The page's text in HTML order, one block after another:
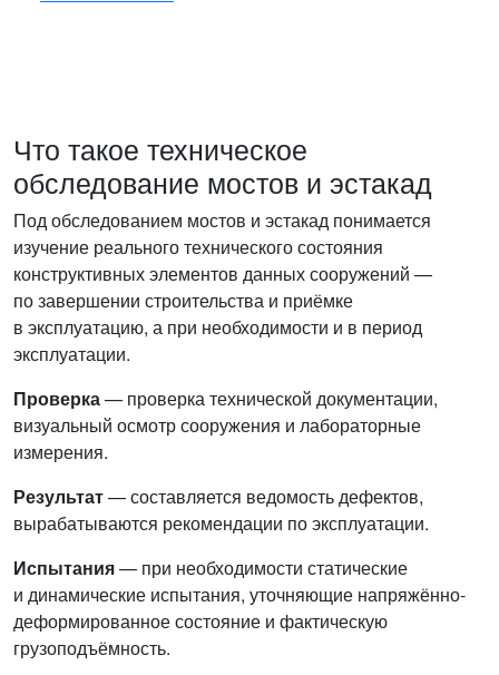
Что такое техническое
обследование мостов и эстакад
Под обследованием мостов и эстакад понимается
изучение реального технического состояния
конструктивных элементов данных сооружений —
по завершении строительства и приёмке
в эксплуатацию, а при необходимости и в период
эксплуатации.
Проверка— проверка технической документации,
визуальный осмотр сооружения и лабораторные
измерения.
Результат— составляется ведомость дефектов,
вырабатываются рекомендации по эксплуатации.
Испытания— при необходимости статические
и динамические испытания, уточняющие напряжённо-
деформированное состояние и фактическую
грузоподъёмность.